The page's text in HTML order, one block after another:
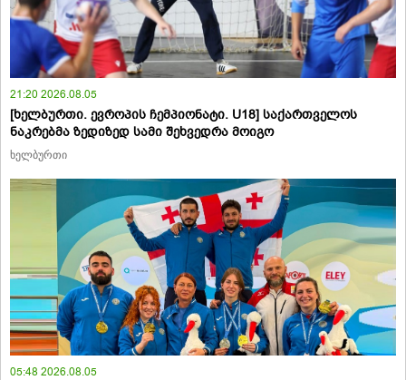
21:20 2026.08.05
[ხელბურთი. ევროპის ჩემპიონატი. U18] საქართველოს
ნაკრებმა ზედიზედ სამი შეხვედრა მოიგო
ხელბურთი
05:48 2026.08.05